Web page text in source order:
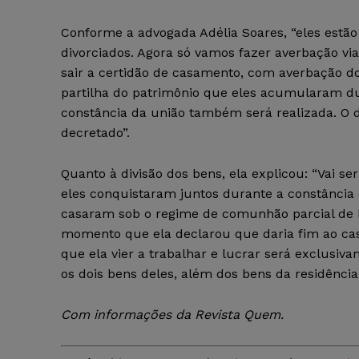
Conforme a advogada Adélia Soares, “eles
divorciados. Agora só vamos fazer averbação
sair a certidão de casamento, com averbação
partilha do patrimônio que eles acumularam
constância da união também será realizada. O
decretado”.
Quanto à divisão dos bens, ela explicou: “Vai
eles conquistaram juntos durante a constância
casaram sob o regime de comunhão parcial de
momento que ela declarou que daria fim ao
que ela vier a trabalhar e lucrar será
os dois bens deles, além dos bens da
Com informações da Revista Quem.